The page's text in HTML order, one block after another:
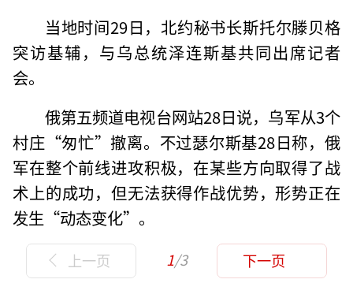
当地时间29日，北约秘书长斯托尔滕贝格
突访基辅，与乌总统泽连斯基共同出席记者
会。
俄第五频道电视台网站28日说，乌军从3个
村庄“匆忙”撤离。不过瑟尔斯基28日称，俄
军在整个前线进攻积极，在某些方向取得了战
术上的成功，但无法获得作战优势，形势正在
发生“动态变化”。
上一页 1/3 下一页